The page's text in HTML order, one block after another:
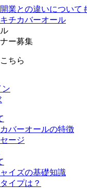
ー募集
ちら
ン
バーオールの特徴
ージ
イズの基礎知識
イプは？